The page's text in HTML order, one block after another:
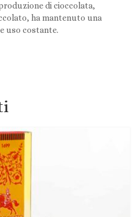
di cioccolata,
ha mantenuto una
uso costante.